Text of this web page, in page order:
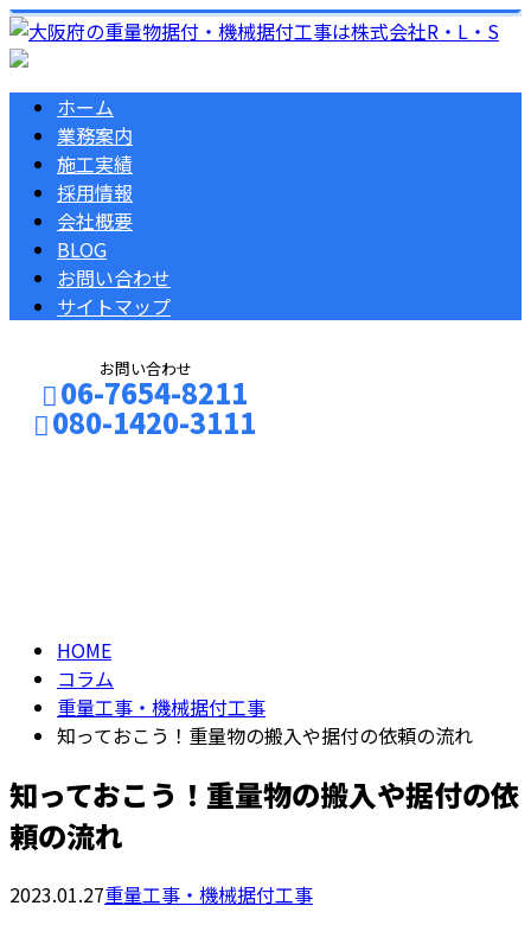
ホーム
業務案内
施工実績
採用情報
会社概要
BLOG
お問い合わせ
サイトマップ
お問い合わせ
06-7654-8211
080-1420-3111
HOME
コラム
重量工事・機械据付工事
知っておこう！重量物の搬入や据付の依頼の流れ
知っておこう！重量物の搬入や据付の依
頼の流れ
2023.01.27重量工事・機械据付工事